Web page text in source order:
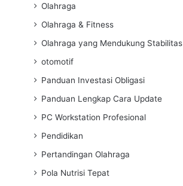
Olahraga
Olahraga & Fitness
Olahraga yang Mendukung Stabilitas
otomotif
Panduan Investasi Obligasi
Panduan Lengkap Cara Update
PC Workstation Profesional
Pendidikan
Pertandingan Olahraga
Pola Nutrisi Tepat